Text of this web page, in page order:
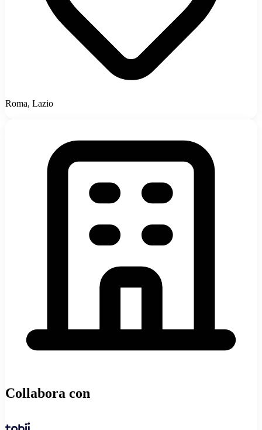
Roma, Lazio
Collabora con